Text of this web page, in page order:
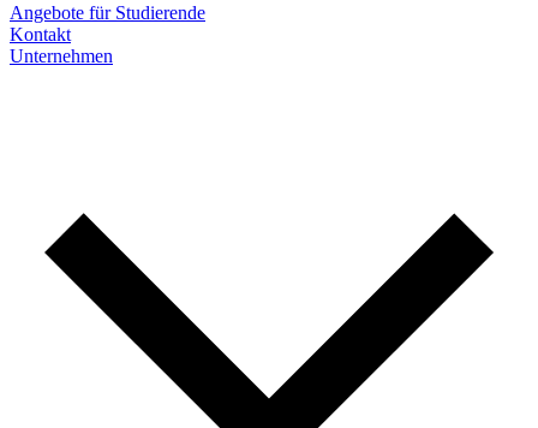
Angebote für Studierende
Kontakt
Unternehmen